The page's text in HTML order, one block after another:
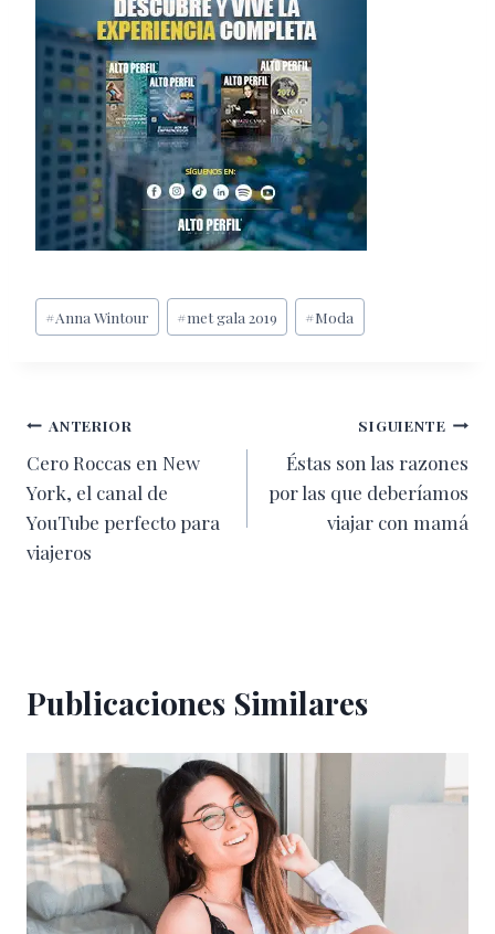
Etiquetas
de
#Anna Wintour #met gala 2019 #Moda
Navegación
de
entradas
ANTERIOR
Cero Roccas en New
York, el canal de
YouTube perfecto para
viajeros
SIGUIENTE
Éstas son las razones
por las que deberíamos
viajar con mamá
Publicaciones Similares